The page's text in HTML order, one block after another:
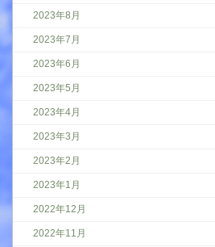
2023年8月
2023年7月
2023年6月
2023年5月
2023年4月
2023年3月
2023年2月
2023年1月
2022年12月
2022年11月